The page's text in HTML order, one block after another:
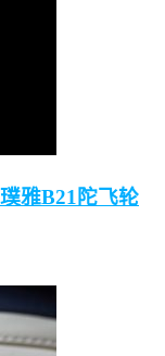
雅B21陀飞轮